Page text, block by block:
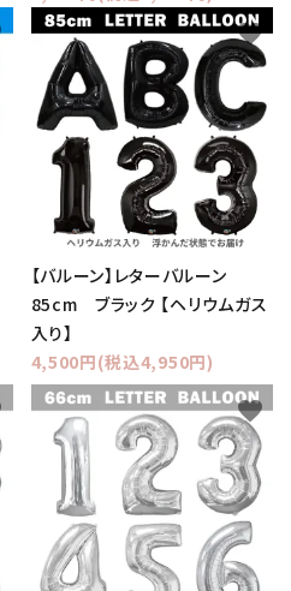
【バルーン】レターバルーン
85cm ブラック 【ヘリウムガス
入り】
4,500円(税込4,950円)
favorite
favorite